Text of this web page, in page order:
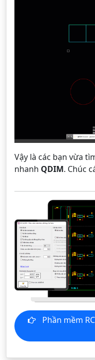
Vậy là các bạn vừa
nhanh QDIM. Chúc
Phần mềm RCCd - Triển khai chi tiết Cột -